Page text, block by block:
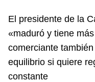
El presidente de la
«maduró y tiene
comerciante
equilibrio si quiere
constante